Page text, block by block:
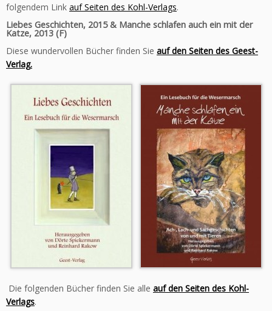
folgendem Link auf Seiten des Kohl-Verlags.
Liebes Geschichten, 2015 & Manche schlafen auch ein mit der
Katze, 2013 (F)
Diese wundervollen Bücher finden Sie auf den Seiten des Geest-
Verlag.
Die folgenden Bücher finden Sie alle auf den Seiten des Kohl-
Verlags.